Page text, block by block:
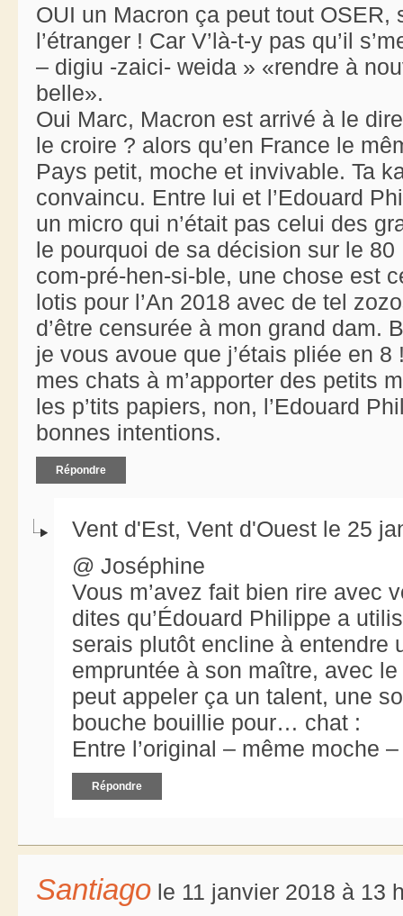
OUI un Macron ça peut tout OSER,
l’étranger ! Car V’là-t-y pas qu’il
– digiu -zaici- weida » «rendre à
belle».
Oui Marc, Macron est arrivé à le
le croire ? alors qu’en France le
Pays petit, moche et invivable. Ta
convaincu. Entre lui et l’Edouard
un micro qui n’était pas celui des
le pourquoi de sa décision sur le
com-pré-hen-si-ble, une chose est
lotis pour l’An 2018 avec de tel
d’être censurée à mon grand dam.
je vous avoue que j’étais pliée en
mes chats à m’apporter des petits
les p’tits papiers, non, l’Edouard
bonnes intentions.
Répondre
Vent d'Est, Vent d'Ouest le 25
@ Joséphine
Vous m’avez fait bien rire avec
dites qu’Édouard Philippe a
serais plutôt encline à entendre
empruntée à son maître, avec
peut appeler ça un talent, une
bouche bouillie pour… chat :
Entre l’original – même moche
Répondre
Santiago le 11 janvier 2018 à 13